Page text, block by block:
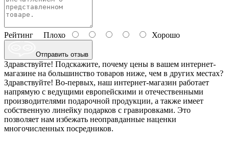
Рейтинг Плохо Хорошо
Отправить отзыв
Здравствуйте! Подскажите, почему цены в вашем интернет-
магазине на большинство товаров ниже, чем в других местах?
Здравствуйте! Во-первых, наш интернет-магазин работает
напрямую с ведущими европейскими и отечественными
производителями подарочной продукции, а также имеет
собственную линейку подарков с гравировками. Это
позволяет нам избежать неоправданные наценки
многочисленных посредников.